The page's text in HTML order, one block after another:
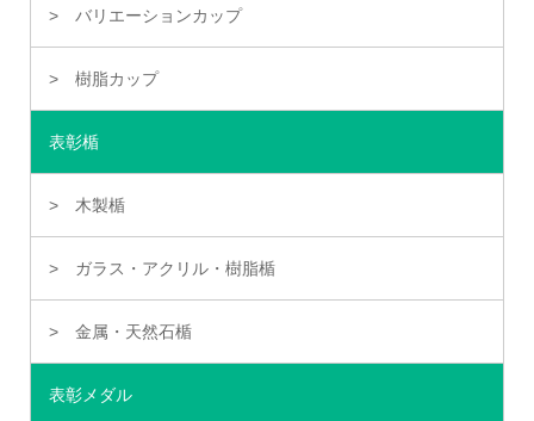
バリエーションカップ
樹脂カップ
表彰楯
木製楯
ガラス・アクリル・樹脂楯
金属・天然石楯
表彰メダル